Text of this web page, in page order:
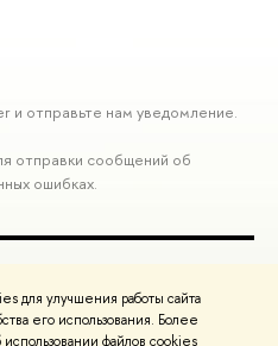
для улучшения работы сайта
его использования. Более
файлов cookies
и отправьте нам уведомление.
отправки сообщений об
ошибках.
РФ